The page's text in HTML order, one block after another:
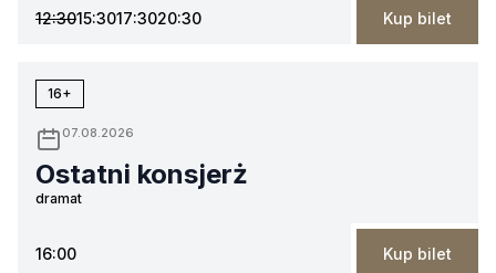
12:3015:3017:3020:30 Kup bilet
16+
07.08.2026
Ostatni konsjerż
dramat
16:00 Kup bilet